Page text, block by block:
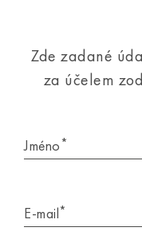
Zde zadané
za účelem
Jméno*
E-mail*